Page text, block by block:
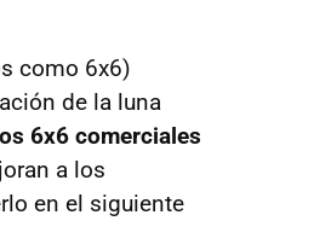
como 6x6)
de la luna
6x6 comerciales
a los
en el siguiente